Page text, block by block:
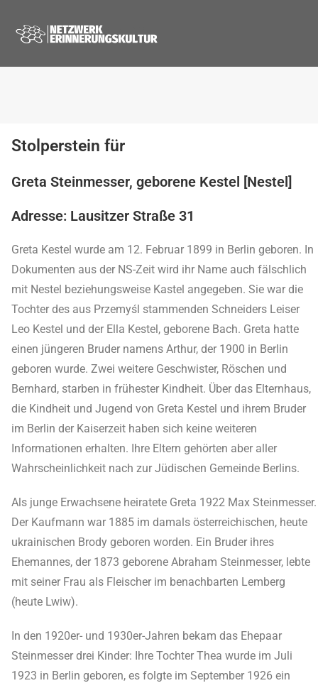
Stolperstein für
Greta Steinmesser, geborene Kestel [Nestel]
Adresse: Lausitzer Straße 31
Greta Kestel wurde am 12. Februar 1899 in Berlin geboren. In
Dokumenten aus der NS-Zeit wird ihr Name auch fälschlich
mit Nestel beziehungsweise Kastel angegeben. Sie war die
Tochter des aus Przemyśl stammenden Schneiders Leiser
Leo Kestel und der Ella Kestel, geborene Bach. Greta hatte
einen jüngeren Bruder namens Arthur, der 1900 in Berlin
geboren wurde. Zwei weitere Geschwister, Röschen und
Bernhard, starben in frühester Kindheit. Über das Elternhaus,
die Kindheit und Jugend von Greta Kestel und ihrem Bruder
im Berlin der Kaiserzeit haben sich keine weiteren
Informationen erhalten. Ihre Eltern gehörten aber aller
Wahrscheinlichkeit nach zur Jüdischen Gemeinde Berlins.
Als junge Erwachsene heiratete Greta 1922 Max Steinmesser.
Der Kaufmann war 1885 im damals österreichischen, heute
ukrainischen Brody geboren worden. Ein Bruder ihres
Ehemannes, der 1873 geborene Abraham Steinmesser, lebte
mit seiner Frau als Fleischer im benachbarten Lemberg
(heute Lwiw).
In den 1920er- und 1930er-Jahren bekam das Ehepaar
Steinmesser drei Kinder: Ihre Tochter Thea wurde im Juli
1923 in Berlin geboren, es folgte im September 1926 ein